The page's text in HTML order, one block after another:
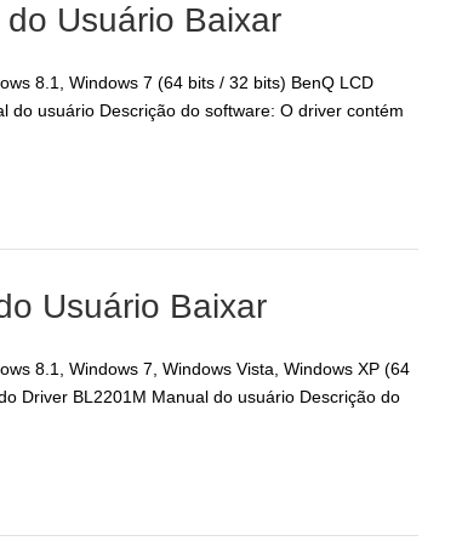
Usuário Baixar
8.1, Windows 7 (64 bits / 32 bits) BenQ LCD
do usuário Descrição do software: O driver contém
Usuário Baixar
8.1, Windows 7, Windows Vista, Windows XP (64
Driver BL2201M Manual do usuário Descrição do